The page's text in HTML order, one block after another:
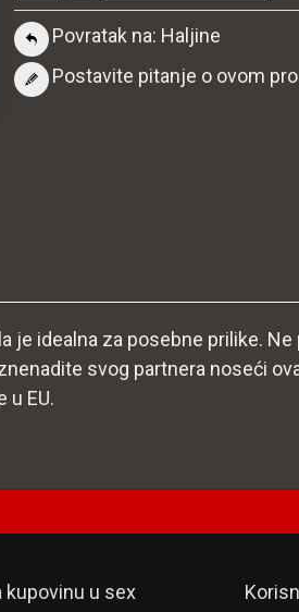
Povratak na: Haljine
Postavite pitanje o ovom
je idealna za posebne prilike.
svog partnera noseći
u EU.
kupovinu u sex